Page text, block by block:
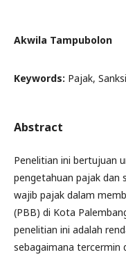
Akwila Tampubolon
Keywords: Pajak,
Abstract
Penelitian ini bertujuan
pengetahuan pajak dan
wajib pajak dalam
(PBB) di Kota
penelitian ini adalah
sebagaimana tercermin